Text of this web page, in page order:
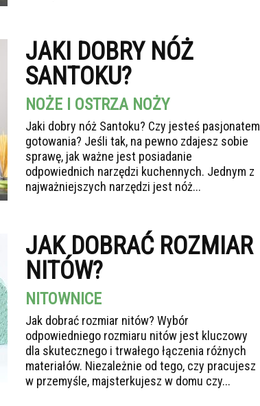
JAKI DOBRY NÓŻ
SANTOKU?
NOŻE I OSTRZA NOŻY
Jaki dobry nóż Santoku? Czy jesteś pasjonatem
gotowania? Jeśli tak, na pewno zdajesz sobie
sprawę, jak ważne jest posiadanie
odpowiednich narzędzi kuchennych. Jednym z
najważniejszych narzędzi jest nóż...
JAK DOBRAĆ ROZMIAR
NITÓW?
NITOWNICE
Jak dobrać rozmiar nitów? Wybór
odpowiedniego rozmiaru nitów jest kluczowy
dla skutecznego i trwałego łączenia różnych
materiałów. Niezależnie od tego, czy pracujesz
w przemyśle, majsterkujesz w domu czy...